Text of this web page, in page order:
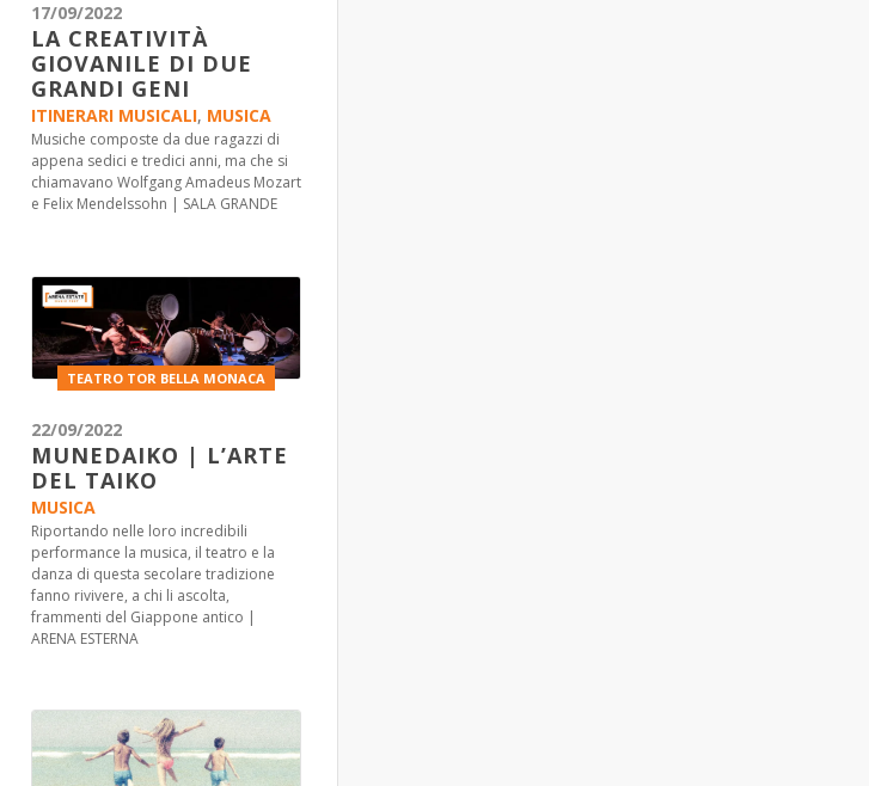
17/09/2022
LA CREATIVITÀ
GIOVANILE DI DUE
GRANDI GENI
ITINERARI MUSICALI, MUSICA
Musiche composte da due ragazzi di
appena sedici e tredici anni, ma che si
chiamavano Wolfgang Amadeus Mozart
e Felix Mendelssohn | SALA GRANDE
TEATRO TOR BELLA MONACA
22/09/2022
MUNEDAIKO | L’ARTE
DEL TAIKO
MUSICA
Riportando nelle loro incredibili
performance la musica, il teatro e la
danza di questa secolare tradizione
fanno rivivere, a chi li ascolta,
frammenti del Giappone antico |
ARENA ESTERNA